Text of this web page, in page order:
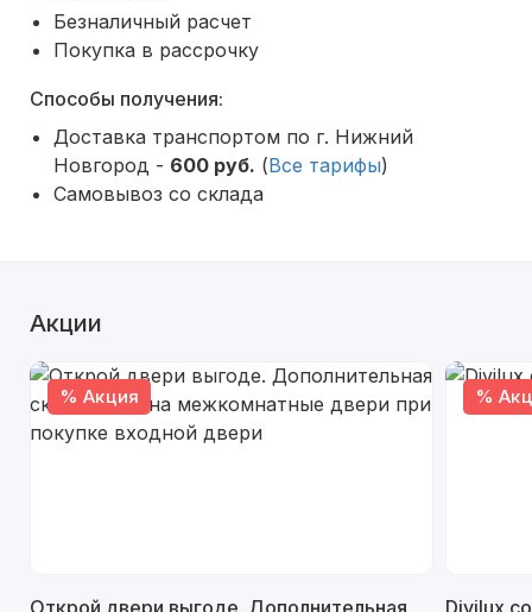
Безналичный расчет
Покупка в рассрочку
Способы получения:
Доставка транспортом по г. Нижний
Новгород - 600 руб. (Все тарифы)
Самовывоз со склада
Акции
% Акция
Открой двери выгоде. Дополнительная
%
Divilux